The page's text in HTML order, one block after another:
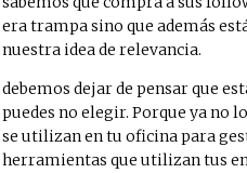
era trampa sino que además
nuestra idea de relevancia.
debemos dejar de pensar que
puedes no elegir. Porque ya no
se utilizan en tu oficina para
herramientas que utilizan tus